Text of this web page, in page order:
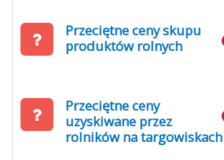
Przeciętne ceny skupu
produktów rolnych
Przeciętne ceny
uzyskiwane przez
rolników na targowiskach